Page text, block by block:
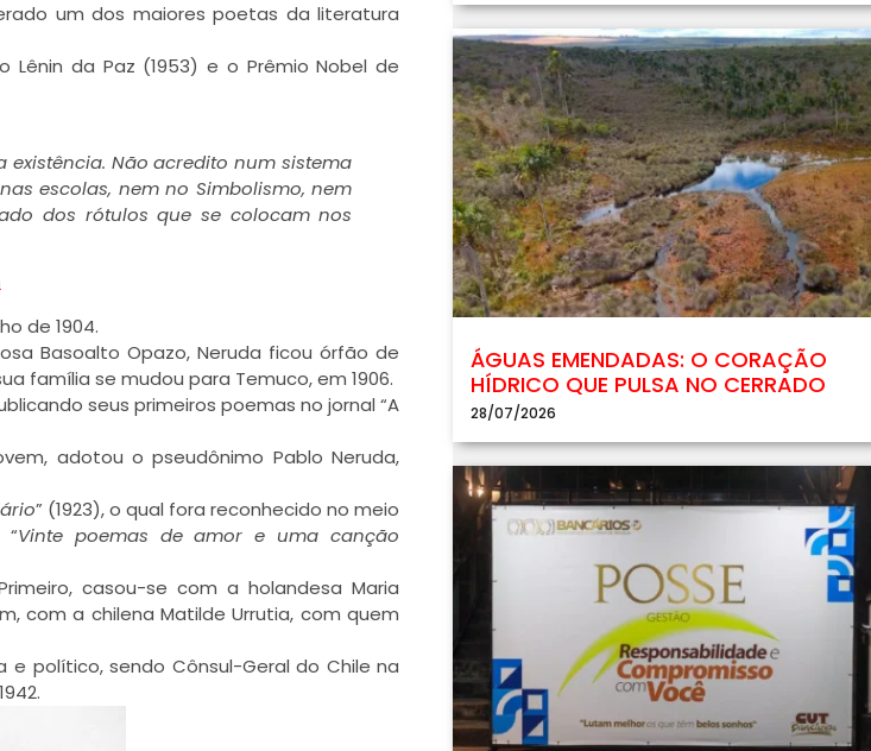
um dos maiores poetas da literatura
Lênin da Paz (1953) e o Prêmio Nobel de
existência. Não acredito num sistema
escolas, nem no Simbolismo, nem
dos rótulos que se colocam nos
de 1904.
Basoalto Opazo, Neruda ficou órfão de
família se mudou para Temuco, em 1906.
seus primeiros poemas no jornal “A
adotou o pseudônimo Pablo Neruda,
” (1923), o qual fora reconhecido no meio
“Vinte poemas de amor e uma canção
casou-se com a holandesa Maria
com a chilena Matilde Urrutia, com quem
político, sendo Cônsul-Geral do Chile na
ÁGUAS EMENDADAS: O CORAÇÃO
HÍDRICO QUE PULSA NO CERRADO
28/07/2026